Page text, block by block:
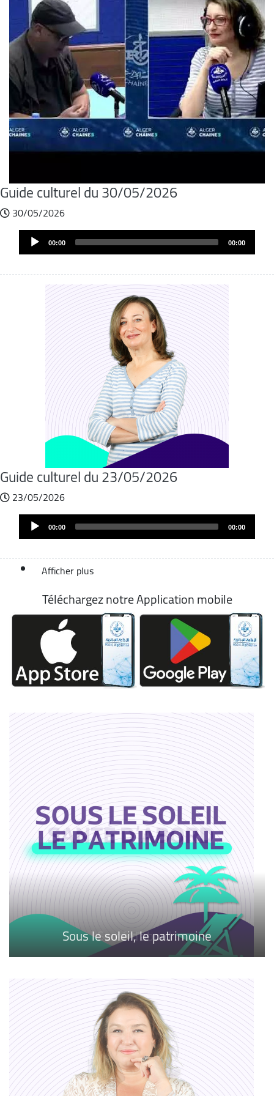
Guide culturel du 30/05/2026
30/05/2026
Audio
Player 00:00 00:00
Guide culturel du 23/05/2026
23/05/2026
Audio
Player 00:00 00:00
Afficher plus
Téléchargez notre Application mobile
Santé d'abord !
Sous le soleil, le patrimoine
Musicall